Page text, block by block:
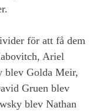
för att få dem
Ariel
blev Golda Meir,
Gruen blev
blev Nathan